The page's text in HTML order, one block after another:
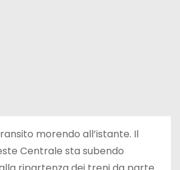
morendo all’istante. Il
Centrale sta subendo